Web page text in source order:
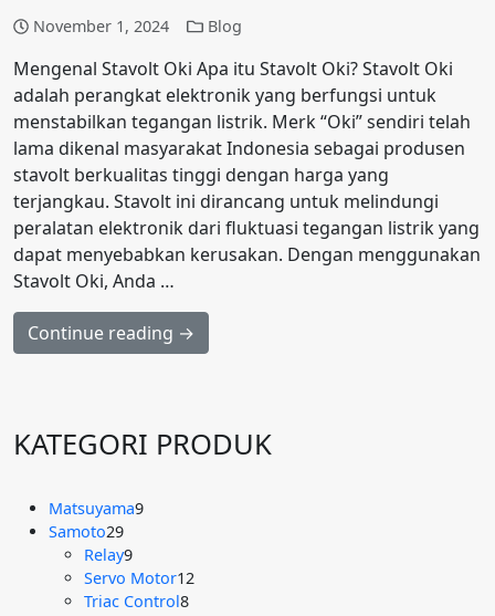
November 1, 2024 Blog
Mengenal Stavolt Oki Apa itu Stavolt Oki? Stavolt Oki
adalah perangkat elektronik yang berfungsi untuk
menstabilkan tegangan listrik. Merk “Oki” sendiri telah
lama dikenal masyarakat Indonesia sebagai produsen
stavolt berkualitas tinggi dengan harga yang
terjangkau. Stavolt ini dirancang untuk melindungi
peralatan elektronik dari fluktuasi tegangan listrik yang
dapat menyebabkan kerusakan. Dengan menggunakan
Stavolt Oki, Anda …
Continue reading →
KATEGORI PRODUK
Matsuyama99
Samoto2929
Produk
Relay99
Produk
Servo Motor12
Triac Control88